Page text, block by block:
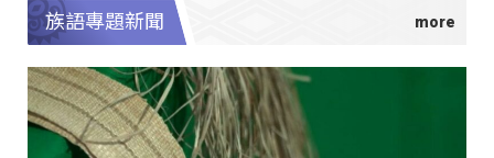
族語專題新聞